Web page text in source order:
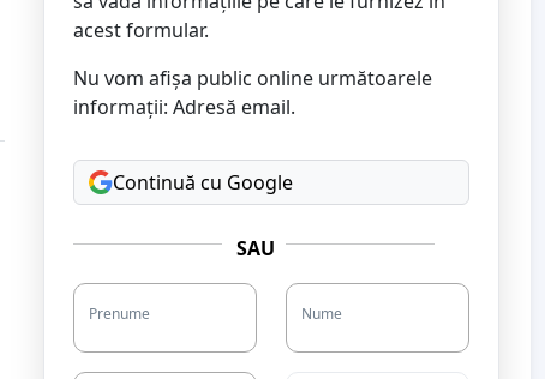
acest formular.
Nu vom afișa public online următoarele
informații: Adresă email.
Continuă cu Google
SAU
Prenume Nume